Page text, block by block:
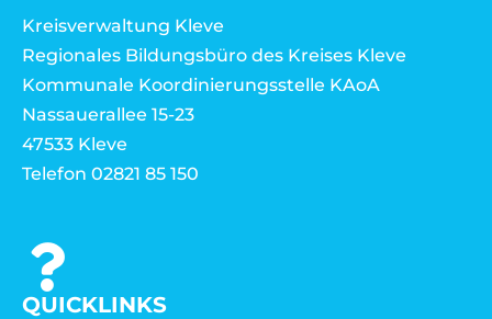
Kreisverwaltung Kleve
Regionales Bildungsbüro des Kreises Kleve
Kommunale Koordinierungsstelle KAoA
Nassauerallee 15-23
47533 Kleve
Telefon 02821 85 150
QUICKLINKS